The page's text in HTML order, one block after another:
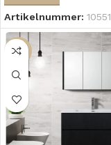
Artikelnummer: 10551
SALE